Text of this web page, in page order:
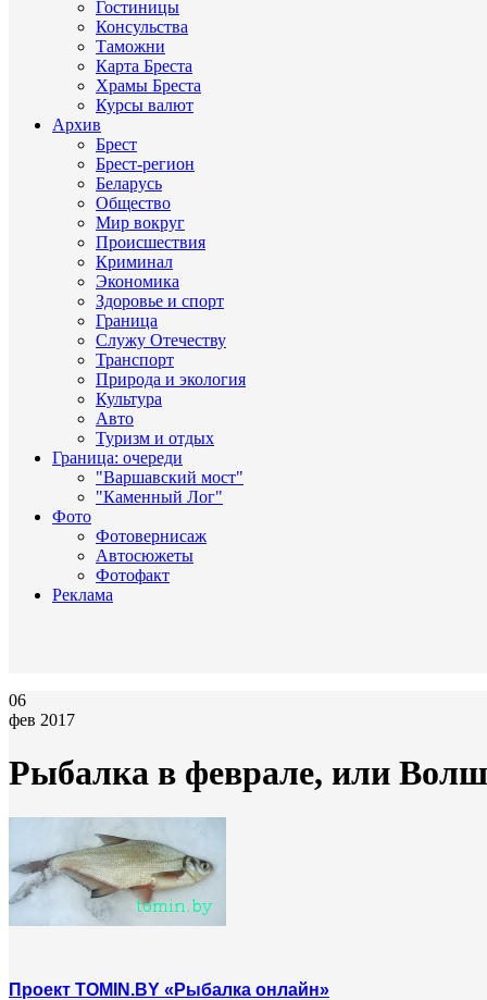
Гостиницы
Консульства
Таможни
Карта Бреста
Храмы Бреста
Курсы валют
Архив
Брест
Брест-регион
Беларусь
Общество
Мир вокруг
Происшествия
Криминал
Экономика
Здоровье и спорт
Граница
Служу Отечеству
Транспорт
Природа и экология
Культура
Авто
Туризм и отдых
Граница: очереди
"Варшавский мост"
"Каменный Лог"
Фото
Фотовернисаж
Автосюжеты
Фотофакт
Реклама
06
фев 2017
Рыбалка в феврале, или
Проект TOMIN.BY «Рыбалка онлайн»